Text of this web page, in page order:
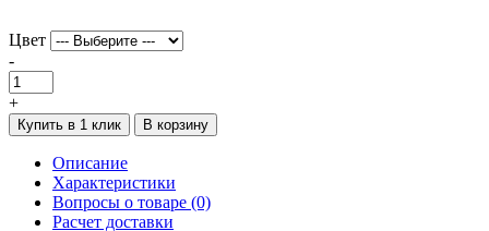
Цвет
-
+
Купить в 1 клик В корзину
Описание
Характеристики
Вопросы о товаре (0)
Расчет доставки